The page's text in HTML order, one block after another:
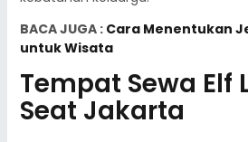
BACA JUGA : Cara Menentukan
untuk Wisata
Tempat Sewa Elf
Seat Jakarta